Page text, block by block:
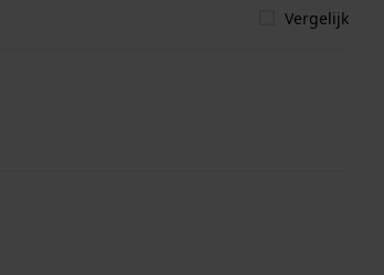
Vergelijk